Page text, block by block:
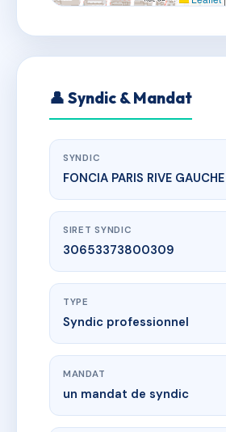
👤 Syndic & Mandat
SYNDIC
FONCIA PARIS RIVE GAUCHE
SIRET SYNDIC
30653373800309
TYPE
Syndic professionnel
MANDAT
un mandat de syndic